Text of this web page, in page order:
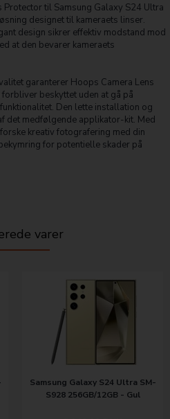
til Samsung Galaxy S24 Ultra
designet til kameraets linser.
design sikrer effektiv modstand mod
at den bevarer kameraets
garanterer Hoops Camera Lens
beskyttet uden at gå på
Den lette installation og
det medfølgende applikator-kit. Med
kreativ fotografering med din
for potentielle skader på
varer
Samsung Galaxy S24 Ultra SM-
S928 256GB/12GB - Gul